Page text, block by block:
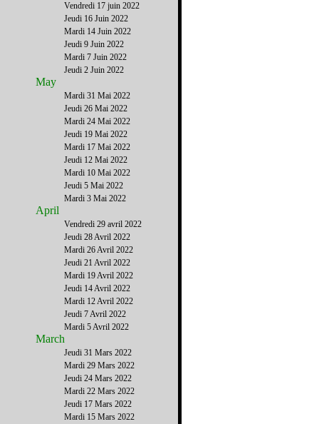
Vendredi 17 juin 2022
Jeudi 16 Juin 2022
Mardi 14 Juin 2022
Jeudi 9 Juin 2022
Mardi 7 Juin 2022
Jeudi 2 Juin 2022
May
Mardi 31 Mai 2022
Jeudi 26 Mai 2022
Mardi 24 Mai 2022
Jeudi 19 Mai 2022
Mardi 17 Mai 2022
Jeudi 12 Mai 2022
Mardi 10 Mai 2022
Jeudi 5 Mai 2022
Mardi 3 Mai 2022
April
Vendredi 29 avril 2022
Jeudi 28 Avril 2022
Mardi 26 Avril 2022
Jeudi 21 Avril 2022
Mardi 19 Avril 2022
Jeudi 14 Avril 2022
Mardi 12 Avril 2022
Jeudi 7 Avril 2022
Mardi 5 Avril 2022
March
Jeudi 31 Mars 2022
Mardi 29 Mars 2022
Jeudi 24 Mars 2022
Mardi 22 Mars 2022
Jeudi 17 Mars 2022
Mardi 15 Mars 2022